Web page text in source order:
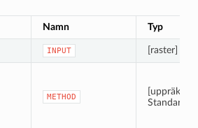
Namn Typ
INPUT [raster]
METHOD
Standard: 0